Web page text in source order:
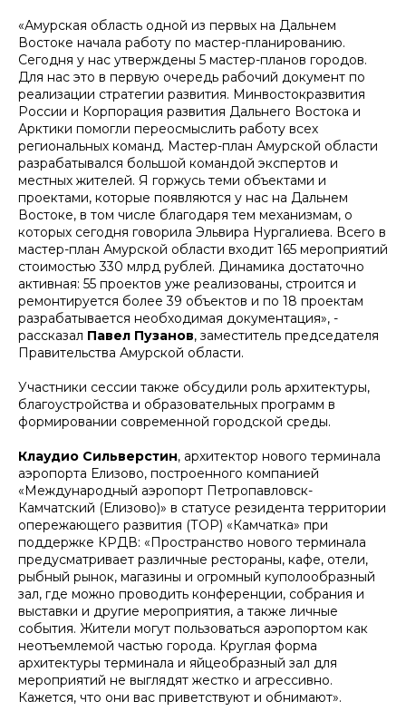
«Амурская область одной из первых на Дальнем
Востоке начала работу по мастер-планированию.
Сегодня у нас утверждены 5 мастер-планов городов.
Для нас это в первую очередь рабочий документ по
реализации стратегии развития. Минвостокразвития
России и Корпорация развития Дальнего Востока и
Арктики помогли переосмыслить работу всех
региональных команд. Мастер-план Амурской области
разрабатывался большой командой экспертов и
местных жителей. Я горжусь теми объектами и
проектами, которые появляются у нас на Дальнем
Востоке, в том числе благодаря тем механизмам, о
которых сегодня говорила Эльвира Нургалиева. Всего в
мастер-план Амурской области входит 165 мероприятий
стоимостью 330 млрд рублей. Динамика достаточно
активная: 55 проектов уже реализованы, строится и
ремонтируется более 39 объектов и по 18 проектам
разрабатывается необходимая документация», -
рассказал Павел Пузанов, заместитель председателя
Правительства Амурской области.
Участники сессии также обсудили роль архитектуры,
благоустройства и образовательных программ в
формировании современной городской среды.
Клаудио Сильверстин, архитектор нового терминала
аэропорта Елизово, построенного компанией
«Международный аэропорт Петропавловск-
Камчатский (Елизово)» в статусе резидента территории
опережающего развития (ТОР) «Камчатка» при
поддержке КРДВ: «Пространство нового терминала
предусматривает различные рестораны, кафе, отели,
рыбный рынок, магазины и огромный куполообразный
зал, где можно проводить конференции, собрания и
выставки и другие мероприятия, а также личные
события. Жители могут пользоваться аэропортом как
неотъемлемой частью города. Круглая форма
архитектуры терминала и яйцеобразный зал для
мероприятий не выглядят жестко и агрессивно.
Кажется, что они вас приветствуют и обнимают».